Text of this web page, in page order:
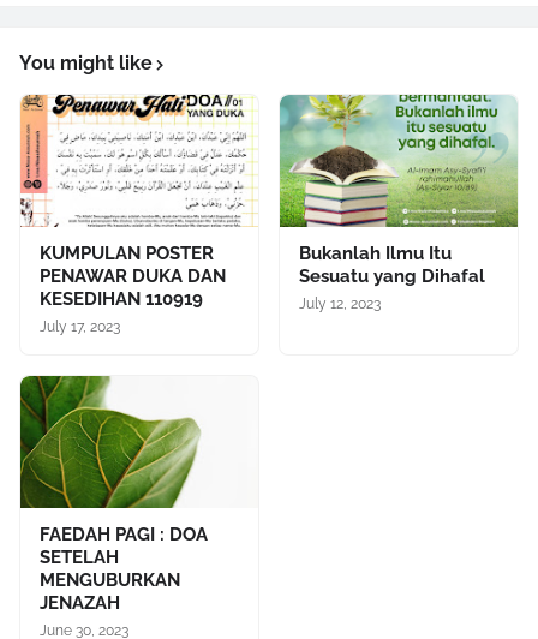
You might like
KUMPULAN POSTER
PENAWAR DUKA DAN
KESEDIHAN 110919
July 17, 2023
Bukanlah Ilmu Itu
Sesuatu yang Dihafal
July 12, 2023
FAEDAH PAGI : DOA
SETELAH
MENGUBURKAN
JENAZAH
June 30, 2023